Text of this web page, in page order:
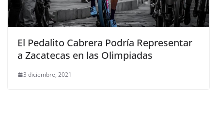
El Pedalito Cabrera Podría Representar
a Zacatecas en las Olimpiadas
3 diciembre, 2021